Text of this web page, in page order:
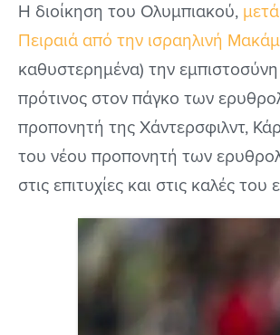
Η διοίκηση του Ολυμπιακού,
Πειραιά από την ισραηλινή
καθυστερημένα) την
πρότινος στον πάγκο των
προπονητή της Χάντερσφιλντ,
του νέου προπονητή των
στις επιτυχίες και στις καλές